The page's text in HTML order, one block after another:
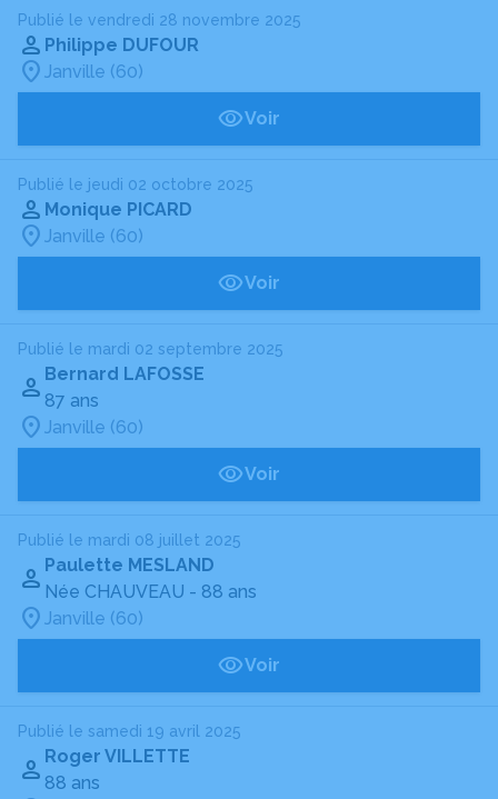
Publié le vendredi 28 novembre 2025
Philippe DUFOUR
Janville (60)
Voir
Publié le jeudi 02 octobre 2025
Monique PICARD
Janville (60)
Voir
Publié le mardi 02 septembre 2025
Bernard LAFOSSE
87 ans
Janville (60)
Voir
Publié le mardi 08 juillet 2025
Paulette MESLAND
Née CHAUVEAU - 88 ans
Janville (60)
Voir
Publié le samedi 19 avril 2025
Roger VILLETTE
88 ans